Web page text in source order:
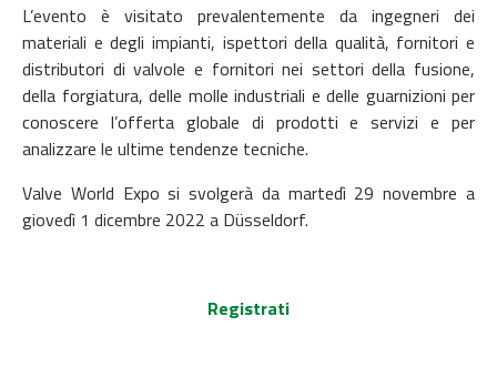
L’evento è visitato prevalentemente da ingegneri dei
materiali e degli impianti, ispettori della qualità, fornitori e
distributori di valvole e fornitori nei settori della fusione,
della forgiatura, delle molle industriali e delle guarnizioni per
conoscere l’offerta globale di prodotti e servizi e per
analizzare le ultime tendenze tecniche.
Valve World Expo si svolgerà da martedì 29 novembre a
giovedì 1 dicembre 2022 a Düsseldorf.
Registrati